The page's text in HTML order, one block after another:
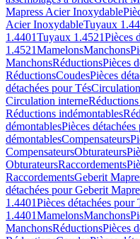
Mapress Acier Inoxydable
Acier InoxydableTuyaux
1.4401Tuyaux 1.4521Pièces
1.4521MamelonsManchons
ManchonsRéductionsPièces
RéductionsCoudesPièces
détachées pour Tés
Circulation interne
Réductions indémontables
démontablesPièces
démontablesCompensateurs
CompensateursObturateurs
ObturateursRaccordements
RaccordementsGeberit
détachées pour Geberit
1.4401Pièces détachées pour
1.4401MamelonsManchons
ManchonsRéductionsPièces